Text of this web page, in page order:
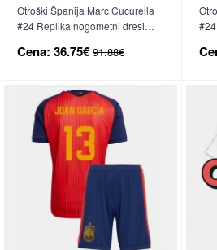
Otroški Španija Marc Cucurella
#24 Replika nogometni dresi
Rokav (+ hlače)
Cena: 36.75€ 91.88€